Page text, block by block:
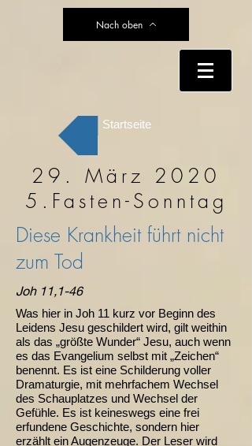
Nach oben
Startseite
29. März 2020
5.Fasten-Sonntag
Diese Krankheit führt nicht
zum Tod
Joh 11,1-46
Was hier in Joh 11 kurz vor Beginn des
Leidens Jesu geschildert wird, gilt weithin
als das „größte Wunder“ Jesu, auch wenn
es das Evangelium selbst mit „Zeichen“
benennt. Es ist eine Schilderung voller
Dramaturgie, mit mehrfachem Wechsel
des Schauplatzes und Wechsel der
Gefühle. Es ist keineswegs eine frei
erfundene Geschichte, sondern hier
erzählt ein Augenzeuge. Der Leser wird